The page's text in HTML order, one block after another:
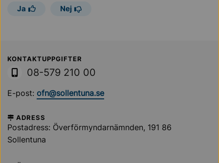
Ja Nej
Sollentuna Kommun
KONTAKTUPPGIFTER
08-579 210 00
E-post: ofn@sollentuna.se
ADRESS
Postadress: Överförmyndarnämnden, 191 86
Sollentuna